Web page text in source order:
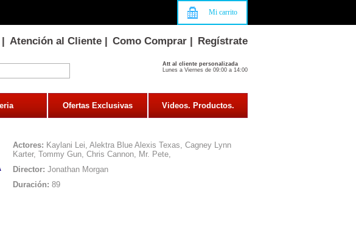
Mi carrito
| Atención al Cliente | Como Comprar | Regístrate
Att al cliente personalizada
Lunes a Viernes de 09:00 a 14:00
Ofertas Exclusivas Videos. Productos.
Actores: Kaylani Lei, Alektra Blue Alexis Texas, Cagney Lynn
Karter, Tommy Gun, Chris Cannon, Mr. Pete,
Director: Jonathan Morgan
Duración: 89